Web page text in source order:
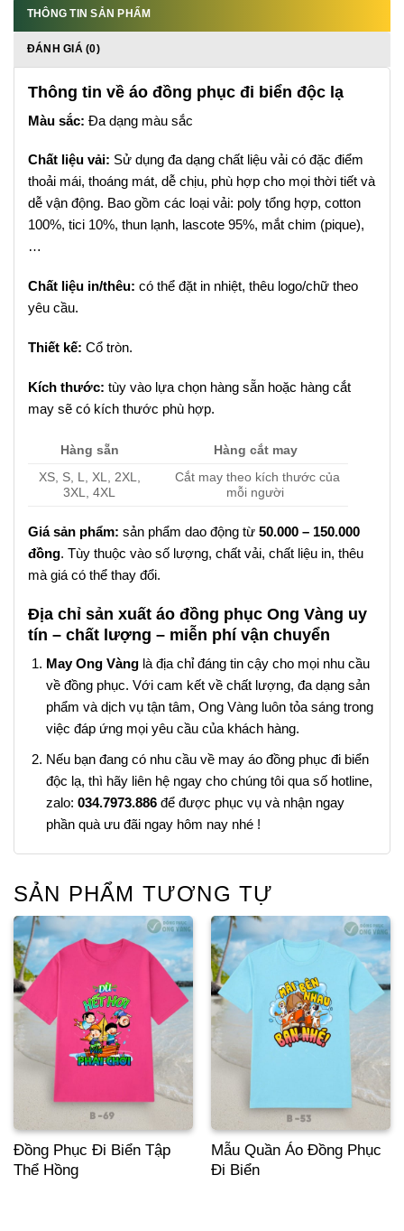
THÔNG TIN SẢN PHẨM
ĐÁNH GIÁ (0)
Thông tin về áo đồng phục đi biển độc lạ
Màu sắc: Đa dạng màu sắc
Chất liệu vải: Sử dụng đa dạng chất liệu vải có đặc điểm
thoải mái, thoáng mát, dễ chịu, phù hợp cho mọi thời tiết và
dễ vận động. Bao gồm các loại vải: poly tổng hợp, cotton
100%, tici 10%, thun lạnh, lascote 95%, mắt chim (pique),
…
Chất liệu in/thêu: có thể đặt in nhiệt, thêu logo/chữ theo
yêu cầu.
Thiết kế: Cổ tròn.
Kích thước: tùy vào lựa chọn hàng sẵn hoặc hàng cắt
may sẽ có kích thước phù hợp.
Hàng sẵn
Hàng cắt may
XS, S, L, XL, 2XL,
3XL, 4XL
Cắt may theo kích thước của
mỗi người
Giá sản phẩm: sản phẩm dao động từ 50.000 – 150.000
đồng. Tùy thuộc vào số lượng, chất vải, chất liệu in, thêu
mà giá có thể thay đổi.
Địa chỉ sản xuất áo đồng phục Ong Vàng uy
tín – chất lượng – miễn phí vận chuyển
May Ong Vànglà địa chỉ đáng tin cậy cho mọi nhu cầu
về đồng phục. Với cam kết về chất lượng, đa dạng sản
phẩm và dịch vụ tận tâm, Ong Vàng luôn tỏa sáng trong
việc đáp ứng mọi yêu cầu của khách hàng.
Nếu bạn đang có nhu cầu về may áo đồng phục đi biển
độc lạ, thì hãy liên hệ ngay cho chúng tôi qua số hotline,
zalo: 034.7973.886để được phục vụ và nhận ngay
phần quà ưu đãi ngay hôm nay nhé !
SẢN PHẨM TƯƠNG TỰ
Mẫu Quần Áo Đồng Phục
Đi Biển
Đồng Phục Đi Biển Tập
Thể Hồng